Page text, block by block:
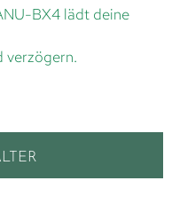
BX4 lädt deine
verzögern.